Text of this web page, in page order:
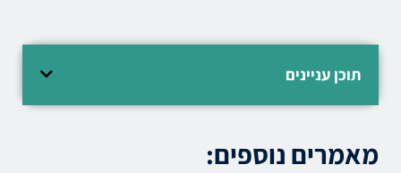
תוכן עניינים
מאמרים נוספים: